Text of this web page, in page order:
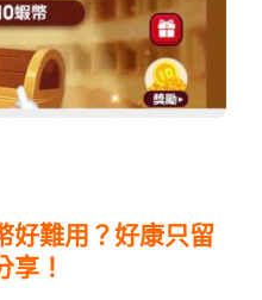
好難用？好康只留
享！